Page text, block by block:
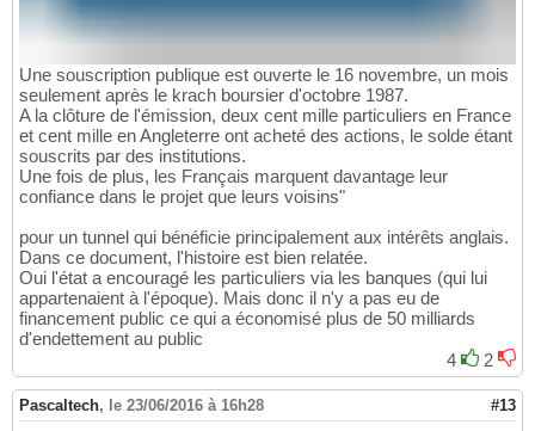
Une souscription publique est ouverte le 16 novembre, un mois
seulement après le krach boursier d'octobre 1987.
A la clôture de l'émission, deux cent mille particuliers en France
et cent mille en Angleterre ont acheté des actions, le solde étant
souscrits par des institutions.
Une fois de plus, les Français marquent davantage leur
confiance dans le projet que leurs voisins"
pour un tunnel qui bénéficie principalement aux intérêts anglais.
Dans ce document, l'histoire est bien relatée.
Oui l'état a encouragé les particuliers via les banques (qui lui
appartenaient à l'époque). Mais donc il n'y a pas eu de
financement public ce qui a économisé plus de 50 milliards
d'endettement au public
4
2
Pascaltech, le 23/06/2016 à 16h28 #13